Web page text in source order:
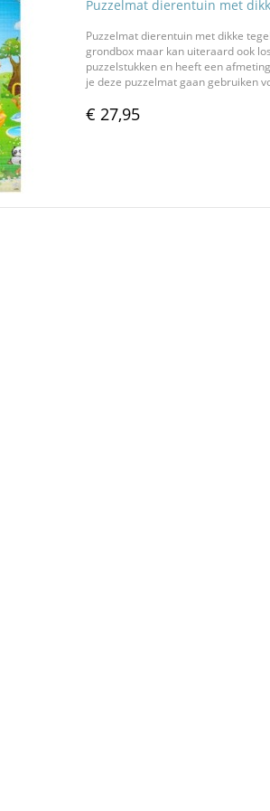
Puzzelmat dierentuin met
Puzzelmat dierentuin met dikke
grondbox maar kan uiteraard ook
puzzelstukken en heeft een
je deze puzzelmat gaan gebruiken
€ 27,95